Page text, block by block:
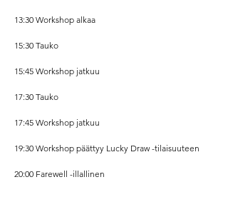
13:30 Workshop alkaa
15:30 Tauko
15:45 Workshop jatkuu
17:30 Tauko
17:45 Workshop jatkuu
19:30 Workshop päättyy Lucky Draw -tilaisuuteen
20:00 Farewell -illallinen